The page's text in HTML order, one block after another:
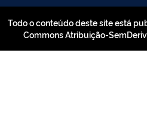
Todo o conteúdo deste site está
Commons Atribuição-